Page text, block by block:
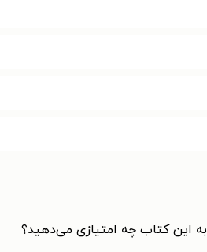
به این کتاب چه امتیازی می‌دهید؟